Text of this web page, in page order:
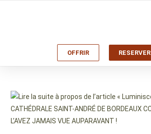
OFFRIR RESERVER